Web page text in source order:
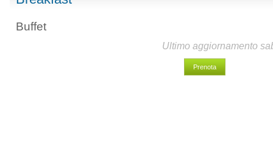
Buffet
Ultimo aggiornamento
Prenota